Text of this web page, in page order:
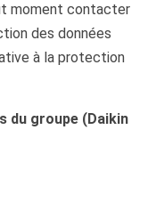
moment contacter
des données
à la protection
du groupe (Daikin